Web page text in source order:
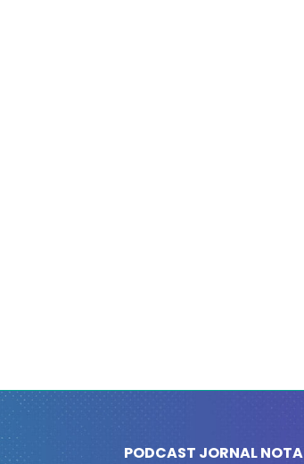
PODCAST JORNAL NOTA